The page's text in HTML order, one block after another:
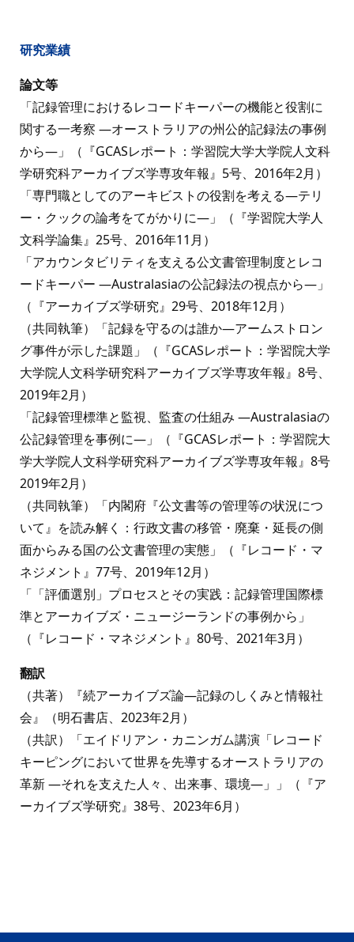
研究業績
論文等
「記録管理におけるレコードキーパーの機能と役割に
関する一考察 ―オーストラリアの州公的記録法の事例
から―」（『GCASレポート：学習院大学大学院人文科
学研究科アーカイブズ学専攻年報』5号、2016年2月）
「専門職としてのアーキビストの役割を考える―テリ
ー・クックの論考をてがかりに―」（『学習院大学人
文科学論集』25号、2016年11月）
「アカウンタビリティを支える公文書管理制度とレコ
ードキーパー ―Australasiaの公記録法の視点から―」
（『アーカイブズ学研究』29号、2018年12月）
（共同執筆）「記録を守るのは誰か―アームストロン
グ事件が示した課題」（『GCASレポート：学習院大学
大学院人文科学研究科アーカイブズ学専攻年報』8号、
2019年2月）
「記録管理標準と監視、監査の仕組み ―Australasiaの
公記録管理を事例に―」（『GCASレポート：学習院大
学大学院人文科学研究科アーカイブズ学専攻年報』8号
2019年2月）
（共同執筆）「内閣府『公文書等の管理等の状況につ
いて』を読み解く：行政文書の移管・廃棄・延長の側
面からみる国の公文書管理の実態」（『レコード・マ
ネジメント』77号、2019年12月）
「「評価選別」プロセスとその実践：記録管理国際標
準とアーカイブズ・ニュージーランドの事例から」
（『レコード・マネジメント』80号、2021年3月）
翻訳
（共著）『続アーカイブズ論―記録のしくみと情報社
会』（明石書店、2023年2月）
（共訳）「エイドリアン・カニンガム講演「レコード
キーピングにおいて世界を先導するオーストラリアの
革新 ―それを支えた人々、出来事、環境―」」（『ア
ーカイブズ学研究』38号、2023年6月）